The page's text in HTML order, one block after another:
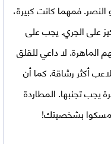
فمهما كانت كبيرة،
على الجري. يجب على
الماهرة. لا داعي للقلق
أكثر رشاقة. كما أن
تجنبها. المطاردة
يمسكوا بشخصيتك!